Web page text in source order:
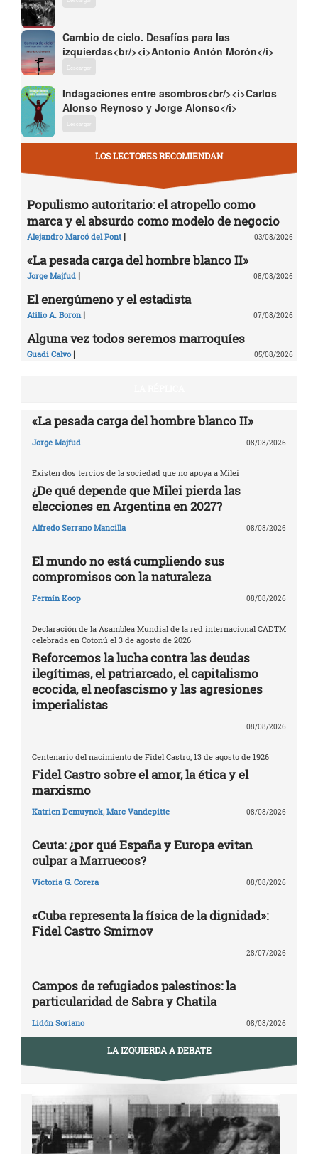
Cambio de ciclo. Desafíos para las
izquierdas<br/><i>Antonio Antón Morón</i>
Descargar
Indagaciones entre asombros<br/><i>Carlos
Alonso Reynoso y Jorge Alonso</i>
Descargar
LOS LECTORES RECOMIENDAN
Populismo autoritario: el atropello como
marca y el absurdo como modelo de negocio
Alejandro Marcó del Pont | 03/08/2026
«La pesada carga del hombre blanco II»
Jorge Majfud | 08/08/2026
El energúmeno y el estadista
Atilio A. Boron | 07/08/2026
Alguna vez todos seremos marroquíes
Guadi Calvo | 05/08/2026
«La pesada carga del hombre blanco II»
Jorge Majfud 08/08/2026
Existen dos tercios de la sociedad que no apoya a Milei
¿De qué depende que Milei pierda las
elecciones en Argentina en 2027?
Alfredo Serrano Mancilla 08/08/2026
El mundo no está cumpliendo sus
compromisos con la naturaleza
Fermín Koop 08/08/2026
Declaración de la Asamblea Mundial de la red internacional CADTM
celebrada en Cotonú el 3 de agosto de 2026
Reforcemos la lucha contra las deudas
ilegítimas, el patriarcado, el capitalismo
ecocida, el neofascismo y las agresiones
imperialistas
08/08/2026
Centenario del nacimiento de Fidel Castro, 13 de agosto de 1926
Fidel Castro sobre el amor, la ética y el
marxismo
Katrien Demuynck, Marc Vandepitte 08/08/2026
Ceuta: ¿por qué España y Europa evitan
culpar a Marruecos?
Victoria G. Corera 08/08/2026
«Cuba representa la física de la dignidad»:
Fidel Castro Smirnov
28/07/2026
Campos de refugiados palestinos: la
particularidad de Sabra y Chatila
Lidón Soriano 08/08/2026
LA IZQUIERDA A DEBATE